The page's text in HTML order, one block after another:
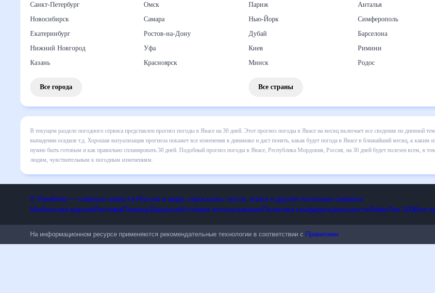
Санкт-Петербург
Новосибирск
Екатеринбург
Нижний Новгород
Казань
Омск
Самара
Ростов-на-Дону
Уфа
Красноярск
Все города
Париж
Нью-Йорк
Дубай
Киев
Минск
Анталья
Симферополь
Барселона
Римини
Родос
Все страны
В текущем разделе погодного сервиса представлен прогноз погоды в Явасе на 30 дней. Этот прогноз погоды в Явасе на месяц
все сведения по дневной температуре , выпадении осадков т.д. Хорошая визуализация прогноза покажет все изменения в
понять, какая будет погода в Явасе в ближайший месяц, к каким изменениям нужно быть готовым и как правильно спланировать
Подобный прогноз погоды в Явасе, Республика Мордовия, Россия, на 30 дней будет полезен всем, в том числе людям,
© Рамблер — главные новости России и мира, гороскопы, почта, поиск и другие полезные сервисы
На информационном ресурсе применяются рекомендательные технологии в соответствии сПравилами